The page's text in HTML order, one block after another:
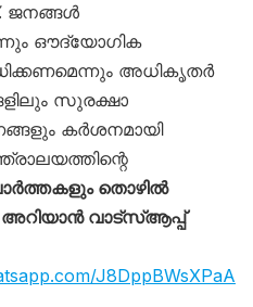
ജനങ്ങൾ
ഔദ്യോഗിക
അധികൃതർ
സുരക്ഷാ
കർശനമായി
തൊഴിൽ
വാട്സ്ആപ്പ്
J8DppBWsXPaA